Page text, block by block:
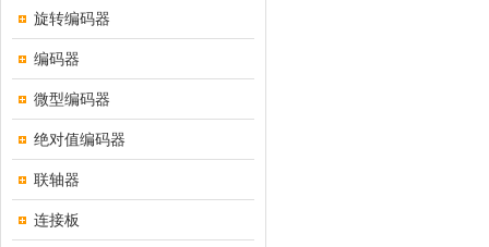
旋转编码器
编码器
微型编码器
绝对值编码器
联轴器
连接板